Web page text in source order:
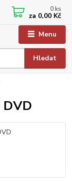
Menu
Hledat
0 ks
za 0,00 Kč